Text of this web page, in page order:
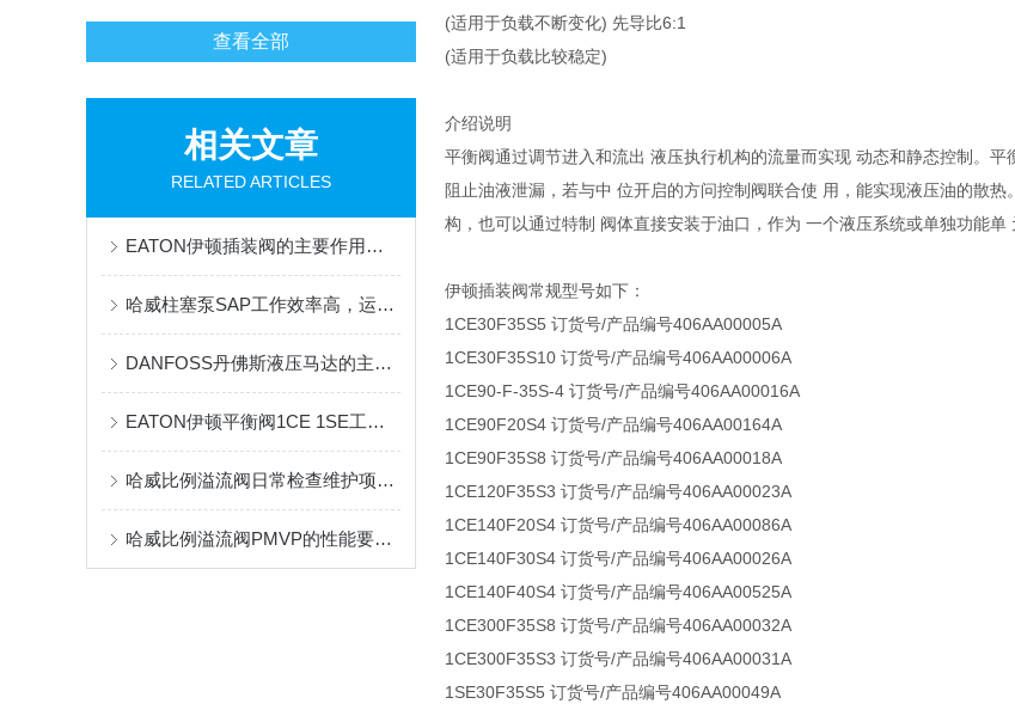
查看全部
相关文章
RELATED ARTICLES
EATON伊顿插装阀的主要作用都有哪些？
哈威柱塞泵SAP工作效率高，运行流畅
DANFOSS丹佛斯液压马达的主要特点和应用领域
EATON伊顿平衡阀1CE 1SE工作原理
哈威比例溢流阀日常检查维护项目有什么？
哈威比例溢流阀PMVP的性能要求有哪些？这里有着详细的分析
(适用于负载不断变化) 先导比6:1
(适用于负载比较稳定)
介绍说明
平衡阀通过调节进入和流出 液压执行机构的流量而实现 动态和静态控制。
阻止油液泄漏，若与中 位开启的方问控制阀联合使 用，能实现液压油的散
构，也可以通过特制 阀体直接安装于油口，作为 一个液压系统或单独功能单
伊顿插装阀常规型号如下：
1CE30F35S5 订货号/产品编号406AA00005A
1CE30F35S10 订货号/产品编号406AA00006A
1CE90-F-35S-4 订货号/产品编号406AA00016A
1CE90F20S4 订货号/产品编号406AA00164A
1CE90F35S8 订货号/产品编号406AA00018A
1CE120F35S3 订货号/产品编号406AA00023A
1CE140F20S4 订货号/产品编号406AA00086A
1CE140F30S4 订货号/产品编号406AA00026A
1CE140F40S4 订货号/产品编号406AA00525A
1CE300F35S8 订货号/产品编号406AA00032A
1CE300F35S3 订货号/产品编号406AA00031A
1SE30F35S5 订货号/产品编号406AA00049A